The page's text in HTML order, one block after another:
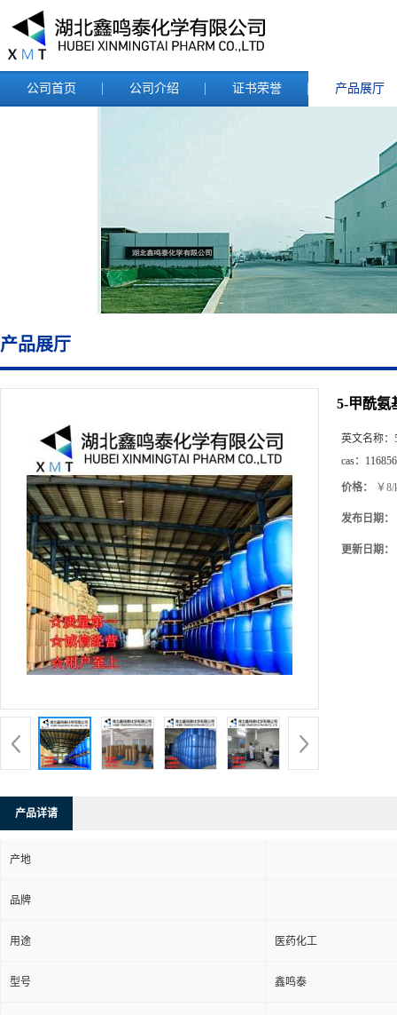
公司首页 公司介绍 证书荣誉 产品展厅
产品展厅
5-甲酰氨
英文名称：
cas：
价格： ￥8/
发布日期：
更新日期：
产品详请
产地
品牌
用途 医药化工
型号 鑫鸣泰